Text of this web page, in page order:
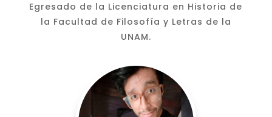
Egresado de la Licenciatura en Historia de
la Facultad de Filosofía y Letras de la
UNAM.